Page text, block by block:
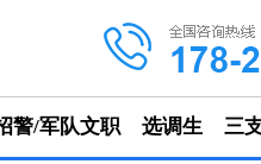
警/军队文职 选调生 三